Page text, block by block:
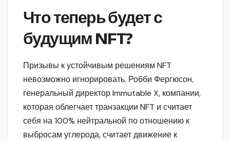
Что теперь будет с
будущим NFT?
Призывы к устойчивым решениям NFT
невозможно игнорировать. Робби Фергюсон,
генеральный директор Immutable X, компании,
которая облегчает транзакции NFT и считает
себя на 100% нейтральной по отношению к
выбросам углерода, считает движение к